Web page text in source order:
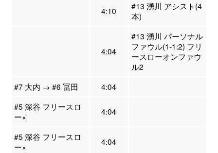
4:10
#13 湧川 アシスト(4
本)
4:04
#13 湧川 パーソナル
ファウル(1-1:2) フリ
ースローオンファウ
ル2
#7 大内 → #6 冨田
4:04
#5 深谷 フリースロ
ー×
4:04
#5 深谷 フリースロ
ー×
4:04